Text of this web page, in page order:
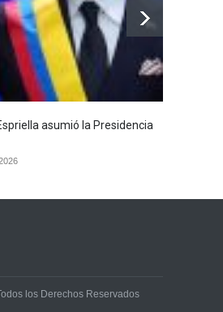
asumió la Presidencia
los Derechos Reservados